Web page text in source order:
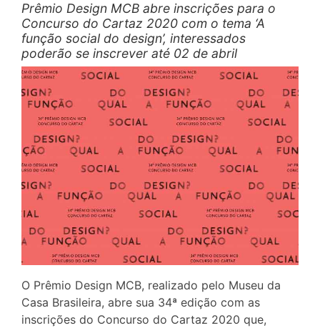
Prêmio Design MCB abre inscrições para o
Concurso do Cartaz 2020 com o tema ‘A
função social do design’, interessados
poderão se inscrever até 02 de abril
O Prêmio Design MCB, realizado pelo Museu da
Casa Brasileira, abre sua 34ª edição com as
inscrições do Concurso do Cartaz 2020 que,